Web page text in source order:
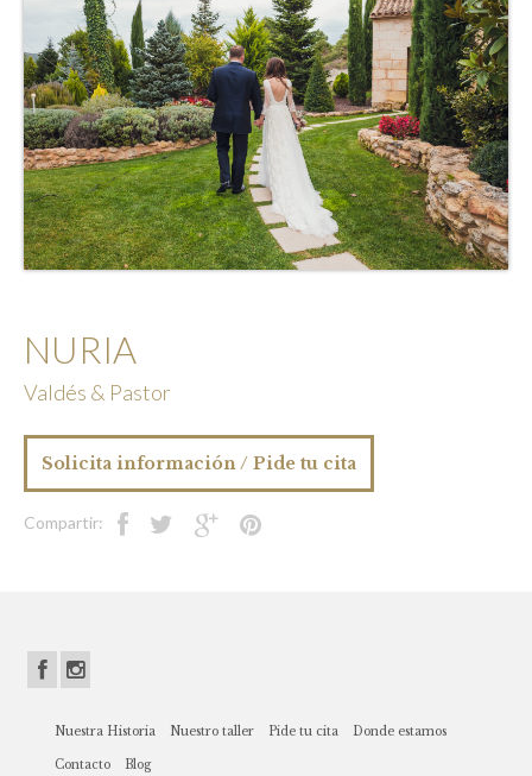
NURIA
Valdés & Pastor
Solicita información / Pide tu cita
Nuestra Historia Nuestro taller Pide tu cita Donde estamos
Contacto Blog